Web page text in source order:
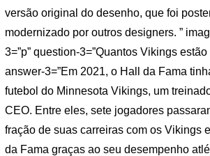
versão original do desenho, que foi
modernizado por outros designers. ”
3=”p” question-3=”Quantos Vikings
answer-3=”Em 2021, o Hall da Fama
futebol do Minnesota Vikings, um
CEO. Entre eles, sete jogadores
fração de suas carreiras com os Vikings
da Fama graças ao seu desempenho